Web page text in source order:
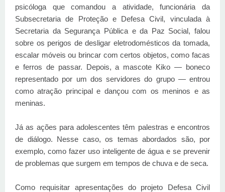
psicóloga que comandou a atividade, funcionária da
Subsecretaria de Proteção e Defesa Civil, vinculada à
Secretaria da Segurança Pública e da Paz Social, falou
sobre os perigos de desligar eletrodomésticos da tomada,
escalar móveis ou brincar com certos objetos, como facas
e ferros de passar. Depois, a mascote Kiko — boneco
representado por um dos servidores do grupo — entrou
como atração principal e dançou com os meninos e as
meninas.
Já as ações para adolescentes têm palestras e encontros
de diálogo. Nesse caso, os temas abordados são, por
exemplo, como fazer uso inteligente de água e se prevenir
de problemas que surgem em tempos de chuva e de seca.
Como requisitar apresentações do projeto Defesa Civil